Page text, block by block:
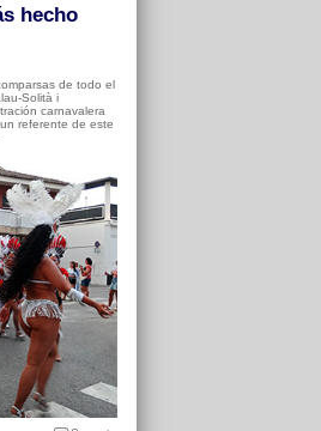
hecho
de todo el
Solità i
carnavalera
referente de este